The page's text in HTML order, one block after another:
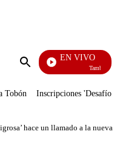
Enviar
EN VIVO
También
Tobón Inscripciones 'Desafío'
hace un llamado a la nueva